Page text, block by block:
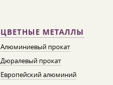
ЦВЕТНЫЕ МЕТАЛЛЫ
Алюминиевый прокат
Дюралевый прокат
Европейский алюминий